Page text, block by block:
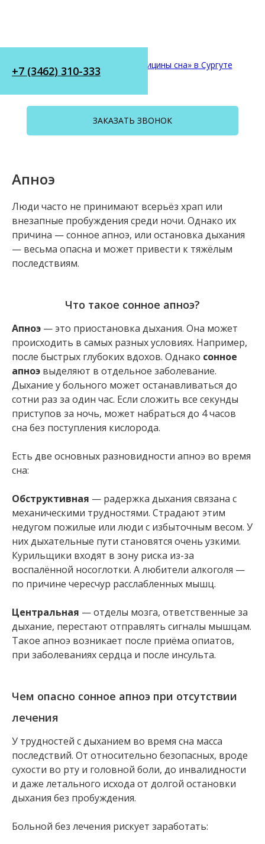
+7 (3462) 310-333
ЗАКАЗАТЬ ЗВОНОК
Апноэ
Люди часто не принимают всерьёз храп или
внезапные пробуждения среди ночи. Однако их
причина — сонное апноэ, или остановка дыхания
— весьма опасна и может привести к тяжёлым
последствиям.
Что такое сонное апноэ?
Апноэ — это приостановка дыхания. Она может
происходить в самых разных условиях. Например,
после быстрых глубоких вдохов. Однако сонное
апноэ выделяют в отдельное заболевание.
Дыхание у больного может останавливаться до
сотни раз за один час. Если сложить все секунды
приступов за ночь, может набраться до 4 часов
сна без поступления кислорода.
Есть две основных разновидности апноэ во время
сна:
Обструктивная — pадержка дыхания связана с
механическими трудностями. Страдают этим
недугом пожилые или люди с избыточным весом. У
них дыхательные пути становятся очень узкими.
Курильщики входят в зону риска из-за
воспалённой носоглотки. А любители алкоголя —
по причине чересчур расслабленных мышц.
Центральная — отделы мозга, ответственные за
дыхание, перестают отправлять сигналы мышцам.
Такое апноэ возникает после приёма опиатов,
при заболеваниях сердца и после инсульта.
Чем опасно сонное апноэ при отсутствии
лечения
У трудностей с дыханием во время сна масса
последствий. От относительно безопасных, вроде
сухости во рту и головной боли, до инвалидности
и даже летального исхода от долгой остановки
дыхания без пробуждения.
Больной без лечения рискует заработать: